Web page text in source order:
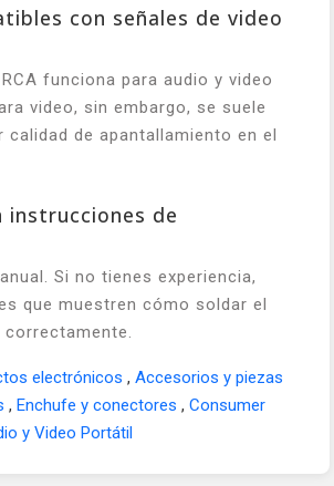
con señales de video
funciona para audio y video
video, sin embargo, se suele
calidad de apantallamiento en el
instrucciones de
Si no tienes experiencia,
que muestren cómo soldar el
electrónicos , Accesorios y piezas
, Enchufe y conectores , Consumer
y Video Portátil